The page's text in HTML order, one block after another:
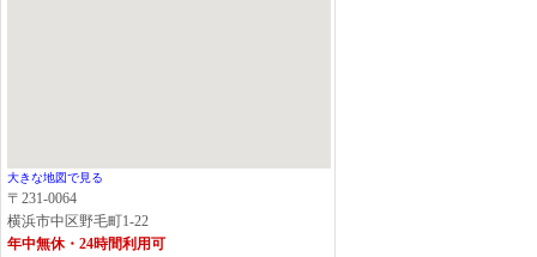
大きな地図で見る
〒231-0064
横浜市中区野毛町1-22
年中無休・24時間利用可